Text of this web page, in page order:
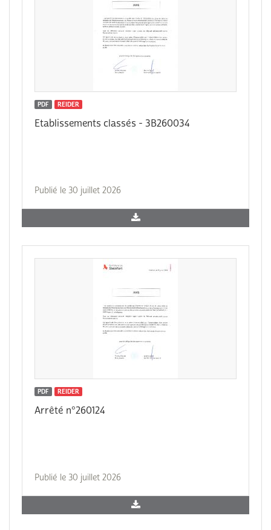
PDF REIDER
Etablissements classés - 3B260034
Publié le 30 juillet 2026
PDF REIDER
Arrêté n°260124
Publié le 30 juillet 2026